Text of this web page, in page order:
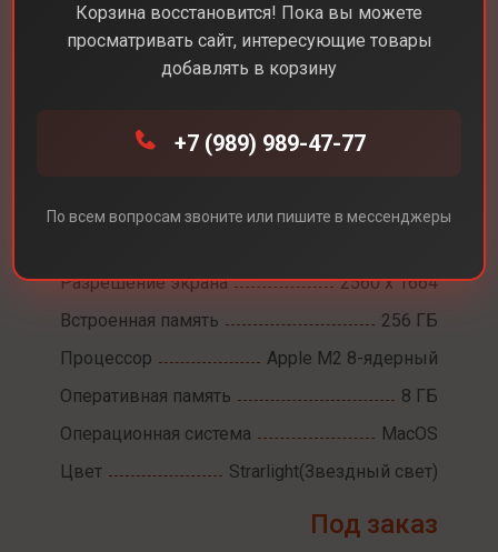
Ноутбуки MacBook Air 13 M2
Разрешение экрана
2560 x 1664
Встроенная память
256 ГБ
Процессор
Apple M2 8-ядерный
Оперативная память
8 ГБ
Операционная система
MacOS
Цвет
Strarlight(Звездный свет)
Под заказ
Корзина восстановится! Пока вы можете
просматривать сайт, интересующие товары
добавлять в корзину
+7 (989) 989-47-77
По всем вопросам звоните или пишите в мессенджеры